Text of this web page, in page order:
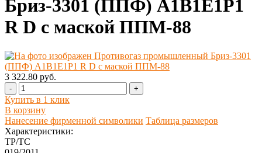
Бриз-3301 (ППФ) А1В1Е1Р1
R D с маской ППМ-88
3 322.80 руб.
- +
Купить в 1 клик
В корзину
Нанесение фирменной символики Таблица размеров
Характеристики:
ТР/ТС